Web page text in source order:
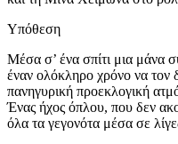
Υπόθεση
Μέσα σ’ ένα σπίτι μια μάνα
έναν ολόκληρο χρόνο να τον
πανηγυρική προεκλογική
Ένας ήχος όπλου, που δεν
όλα τα γεγονότα μέσα σε